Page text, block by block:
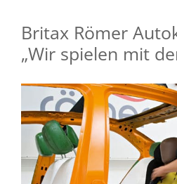
Britax Römer
„Wir spielen mit